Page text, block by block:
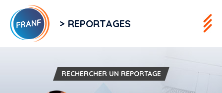
> REPORTAGES
RECHERCHER UN REPORTAGE